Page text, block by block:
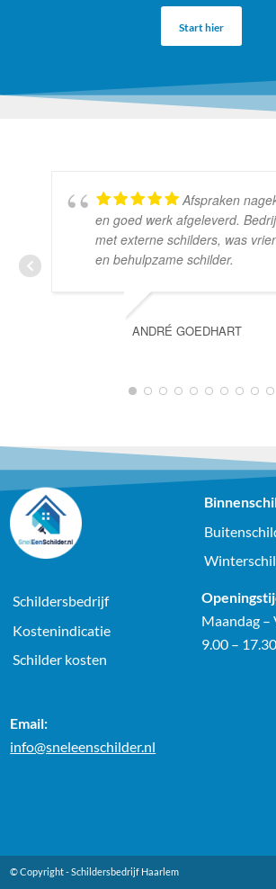
Start hier
Afspraken
en goed werk afgeleverd.
met externe schilders, was
en behulpzame schilder.
ANDRÉ GOEDHART
1 2 3 4 5 6 7 8 9 10
Schildersbedrijf
Kostenindicatie
Schilder kosten
Maandag –
9.00 –
Email:
info@sneleenschilder.nl
© Copyright -Schildersbedrijf Haarlem